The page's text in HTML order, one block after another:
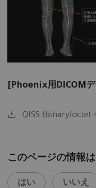
[Phoenix用DICOMデ
QISS (binary/
このページの情報
はい いいえ